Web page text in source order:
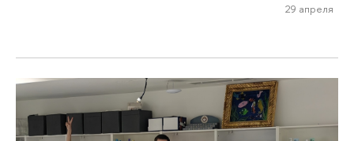
29 апреля